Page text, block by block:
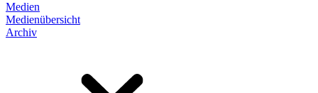
Medien
Medienübersicht
Archiv